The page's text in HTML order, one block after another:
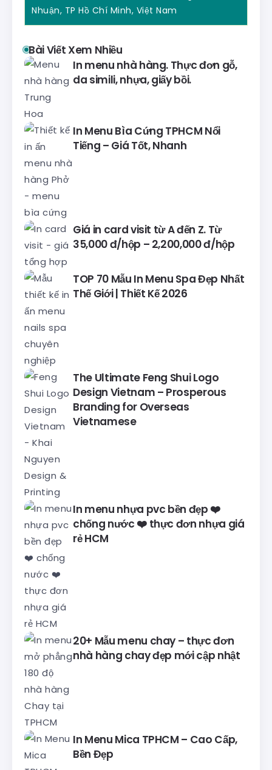
Nhuận, TP Hồ Chí Minh, Việt Nam
Bài Viết Xem Nhiều
In menu nhà hàng. Thực đơn gỗ,
da simili, nhựa, giấy bồi.
In Menu Bìa Cứng TPHCM Nổi
Tiếng – Giá Tốt, Nhanh
Giá in card visit từ A đến Z. Từ
35,000 đ/hộp – 2,200,000 đ/hộp
TOP 70 Mẫu In Menu Spa Đẹp Nhất
Thế Giới | Thiết Kế 2026
The Ultimate Feng Shui Logo
Design Vietnam – Prosperous
Branding for Overseas
Vietnamese
In menu nhựa pvc bền đẹp ❤️
chống nước ❤️ thực đơn nhựa giá
rẻ HCM
20+ Mẫu menu chay – thực đơn
nhà hàng chay đẹp mới cập nhật
In Menu Mica TPHCM – Cao Cấp,
Bền Đẹp